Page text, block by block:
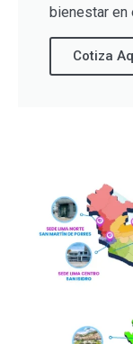
bienestar en
Cotiza